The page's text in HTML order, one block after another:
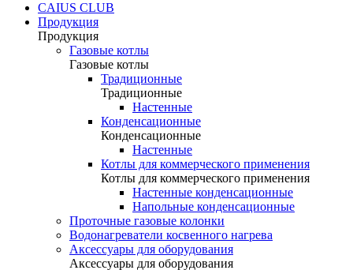
CAIUS CLUB
Продукция
Продукция
Газовые котлы
Газовые котлы
Традиционные
Традиционные
Настенные
Конденсационные
Конденсационные
Настенные
Котлы для коммерческого применения
Котлы для коммерческого применения
Настенные конденсационные
Напольные конденсационные
Проточные газовые колонки
Водонагреватели косвенного нагрева
Аксессуары для оборудования
Аксессуары для оборудования